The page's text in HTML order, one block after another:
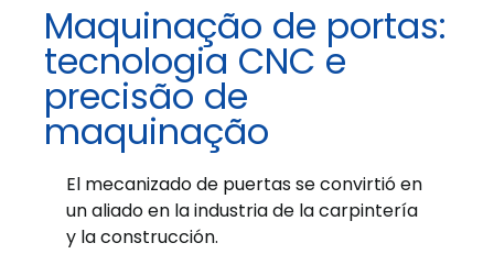
Maquinação de portas:
tecnologia CNC e
precisão de
maquinação
El mecanizado de puertas se convirtió en
un aliado en la industria de la carpintería
y la construcción.